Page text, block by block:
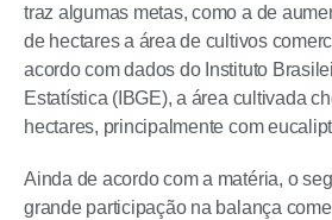
traz algumas metas, como a de
de hectares a área de cultivos
acordo com dados do Instituto
Estatística (IBGE), a área cultivada
hectares, principalmente com
Ainda de acordo com a matéria, o
grande participação na balança